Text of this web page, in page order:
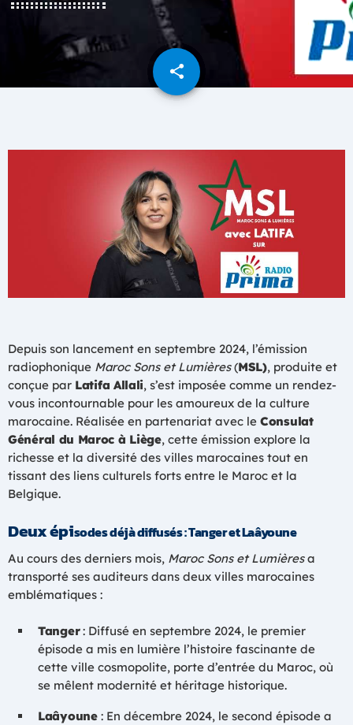
share
email
Depuis son lancement en septembre 2024, l’émission
radiophonique Maroc Sons et Lumières(MSL), produite et
conçue par Latifa Allali, s’est imposée comme un rendez-
vous incontournable pour les amoureux de la culture
marocaine. Réalisée en partenariat avec le Consulat
Général du Maroc à Liège, cette émission explore la
richesse et la diversité des villes marocaines tout en
tissant des liens culturels forts entre le Maroc et la
Belgique.
Deux épisodes déjà diffusés : Tanger et Laâyoune
Au cours des derniers mois, Maroc Sons et Lumièresa
transporté ses auditeurs dans deux villes marocaines
emblématiques :
Tanger: Diffusé en septembre 2024, le premier
épisode a mis en lumière l’histoire fascinante de
cette ville cosmopolite, porte d’entrée du Maroc, où
se mêlent modernité et héritage historique.
Laâyoune: En décembre 2024, le second épisode a